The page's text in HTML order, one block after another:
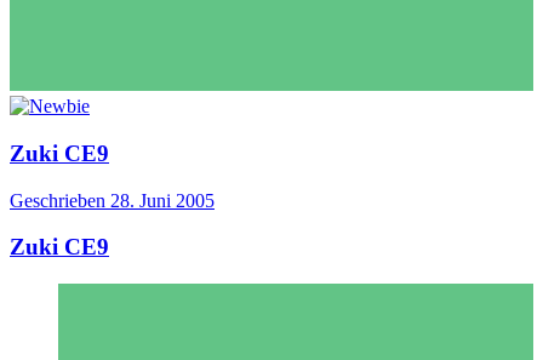
Zuki CE9
Geschrieben 28. Juni 2005
Zuki CE9